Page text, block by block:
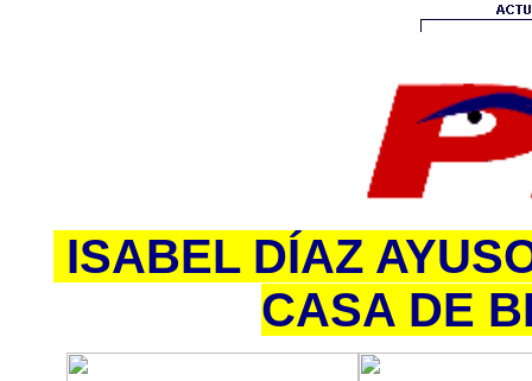
ISABEL DÍAZ
CASA DE